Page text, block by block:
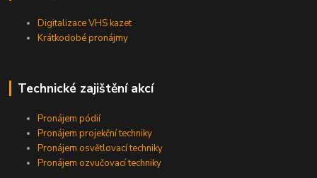
Digitalizace VHS kazet
Krátkodobé pronájmy
Technické zajištění akcí
Pronájem pódií
Pronájem projekční techniky
Pronájem osvětlovací techniky
Pronájem ozvučovací techniky